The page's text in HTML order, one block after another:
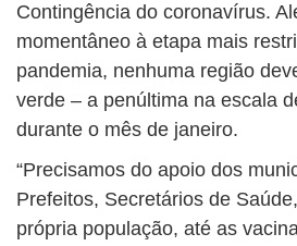
Contingência do coronavírus.
momentâneo à etapa mais
pandemia, nenhuma região
verde – a penúltima na escala
durante o mês de janeiro.
“Precisamos do apoio dos
Prefeitos, Secretários de
própria população, até as